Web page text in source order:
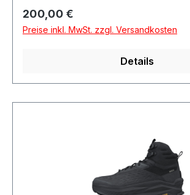
Regulärer Preis:
200,00 €
Preise inkl. MwSt. zzgl. Versandkosten
Details